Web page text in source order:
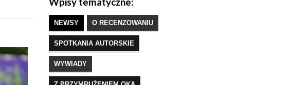
NEWSY O RECENZOWANIU
SPOTKANIA AUTORSKIE
WYWIADY